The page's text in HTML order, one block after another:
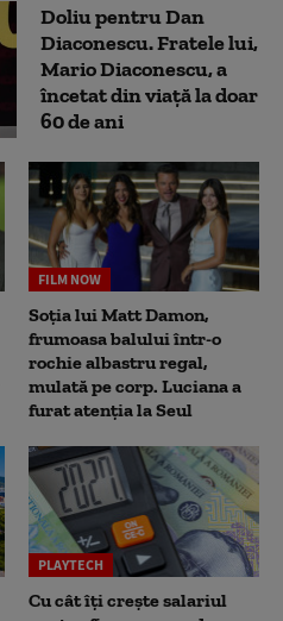
Doliu pentru Dan
Diaconescu. Fratele lui,
Mario Diaconescu, a
încetat din viață la doar
60 de ani
FILM NOW
Soția lui Matt Damon,
frumoasa balului într-o
rochie albastru regal,
mulată pe corp. Luciana a
furat atenția la Seul
PLAYTECH
Cu cât îți crește salariul